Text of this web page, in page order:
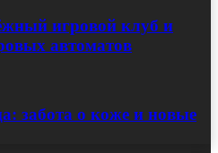
игровой клуб и
автоматов
забота о коже и новые